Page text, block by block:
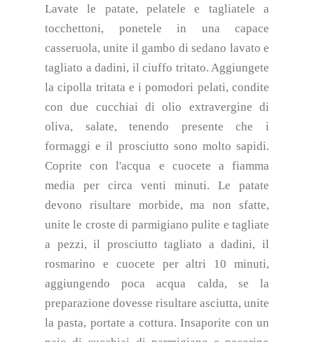
Lavate le patate, pelatele e tagliatele a
tocchettoni, ponetele in una capace
casseruola, unite il gambo di sedano lavato e
tagliato a dadini, il ciuffo tritato. Aggiungete
la cipolla tritata e i pomodori pelati, condite
con due cucchiai di olio extravergine di
oliva, salate, tenendo presente che i
formaggi e il prosciutto sono molto sapidi.
Coprite con l'acqua e cuocete a fiamma
media per circa venti minuti. Le patate
devono risultare morbide, ma non sfatte,
unite le croste di parmigiano pulite e tagliate
a pezzi, il prosciutto tagliato a dadini, il
rosmarino e cuocete per altri 10 minuti,
aggiungendo poca acqua calda, se la
preparazione dovesse risultare asciutta, unite
la pasta, portate a cottura. Insaporite con un